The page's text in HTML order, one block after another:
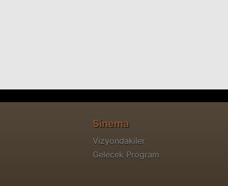
Sinema
Vizyondakiler
Gelecek Program